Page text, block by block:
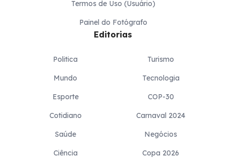
Termos de Uso (Usuário)
Painel do Fotógrafo
Editorias
Politica
Mundo
Esporte
Cotidiano
Saúde
Ciência
Turismo
Tecnologia
COP-30
Carnaval 2024
Negócios
Copa 2026